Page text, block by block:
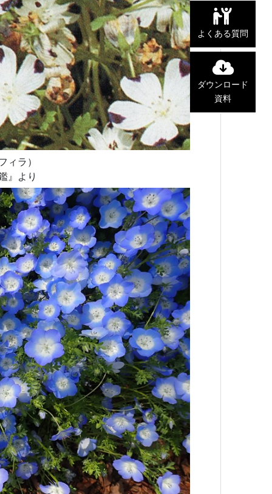
ラ）
』より
よくある質問
ダウンロード
資料